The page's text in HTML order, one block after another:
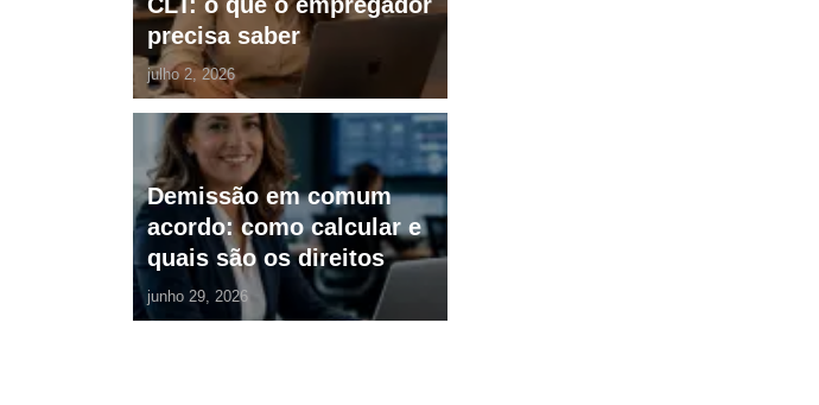
precisa saber
julho 2, 2026
Demissão em comum
acordo: como calcular e
quais são os direitos
junho 29, 2026